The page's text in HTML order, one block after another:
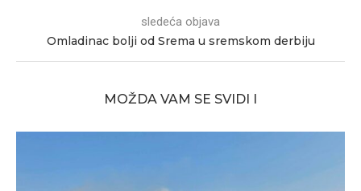
sledeća objava
Omladinac bolji od Srema u sremskom derbiju
MOŽDA VAM SE SVIDI I